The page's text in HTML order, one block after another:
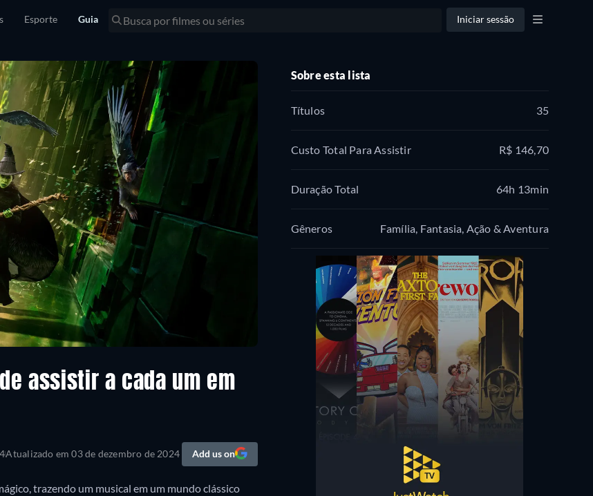
Esporte Guia Iniciar sessão
assistir a cada um em
Atualizado em03 de dezembro de 2024 Add us on
trazendo um musical em um mundo clássico
Sobre esta lista
Títulos 35
Custo Total Para Assistir R$ 146,70
Duração Total 64h 13min
Gêneros Família, Fantasia, Ação & Aventura